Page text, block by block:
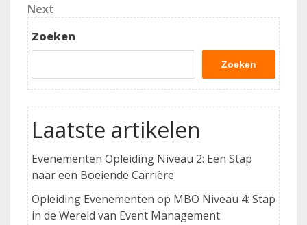
Next
Post
Next
Zoeken
Zoeken
Laatste artikelen
Evenementen Opleiding Niveau 2: Een Stap
naar een Boeiende Carrière
Opleiding Evenementen op MBO Niveau 4: Stap
in de Wereld van Event Management